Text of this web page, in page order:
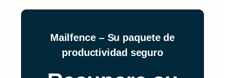
Mailfence – Su paquete de
productividad seguro